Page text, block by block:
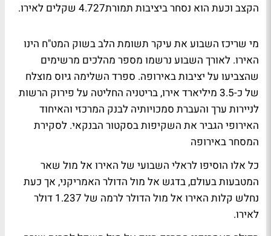
הקצב וכעת הוא נסחר ביציבות תמורת4.727 שקלים לאירו.
מי שריכז השבוע את עיקר תשומת הלב בשוק המט"ח הינו
האירו. לאורך השבוע נרשמו מספר מהלכים מרשימים
שהצביעו על יציבות באירופה. ספרד השלימה גיוס מוצלח
של כ-3.5 מיליארד אירו, בריטניה החליטה על פירוק הרשות
לניירות ערך והעברת סמכויותיה לבנק המרכזי והאיחוד
האירופי הגביר את השקיפות בסקטור הבנקאי. לסקירת
המסחר באירופה
כל אלו הוסיפו לראלי השבועי של האירו אל מול שאר
המטבעות בעולם, בדגש אל מול הדולר האמריקני, אך כעת
נחלש קלות האירו אל מול הדולר לרמה של 1.237 דולר
לאירו.